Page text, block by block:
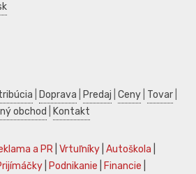
Doprava Predaj Ceny Tovar
obchod Kontakt
a PR Vrtuľníky Autoškola
Podnikanie Financie